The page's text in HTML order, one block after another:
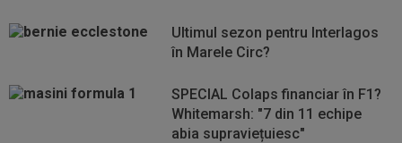
Ultimul sezon pentru Interlagos
în Marele Circ?
SPECIAL Colaps financiar în F1?
Whitemarsh: "7 din 11 echipe
abia supraviețuiesc"